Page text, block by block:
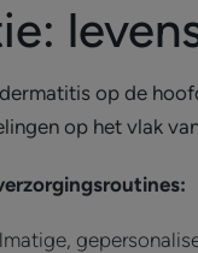
op de
op het vlak